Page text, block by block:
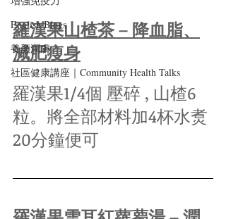
English Blogs
養顏潤膚
社區健康講座｜Community Health Talks
羅漢果山楂茶 – 降血脂、
減肥瘦身
羅漢果1/4個 壓碎 , 山楂6
粒。將全部材料加4杯水煑
20分鐘便可